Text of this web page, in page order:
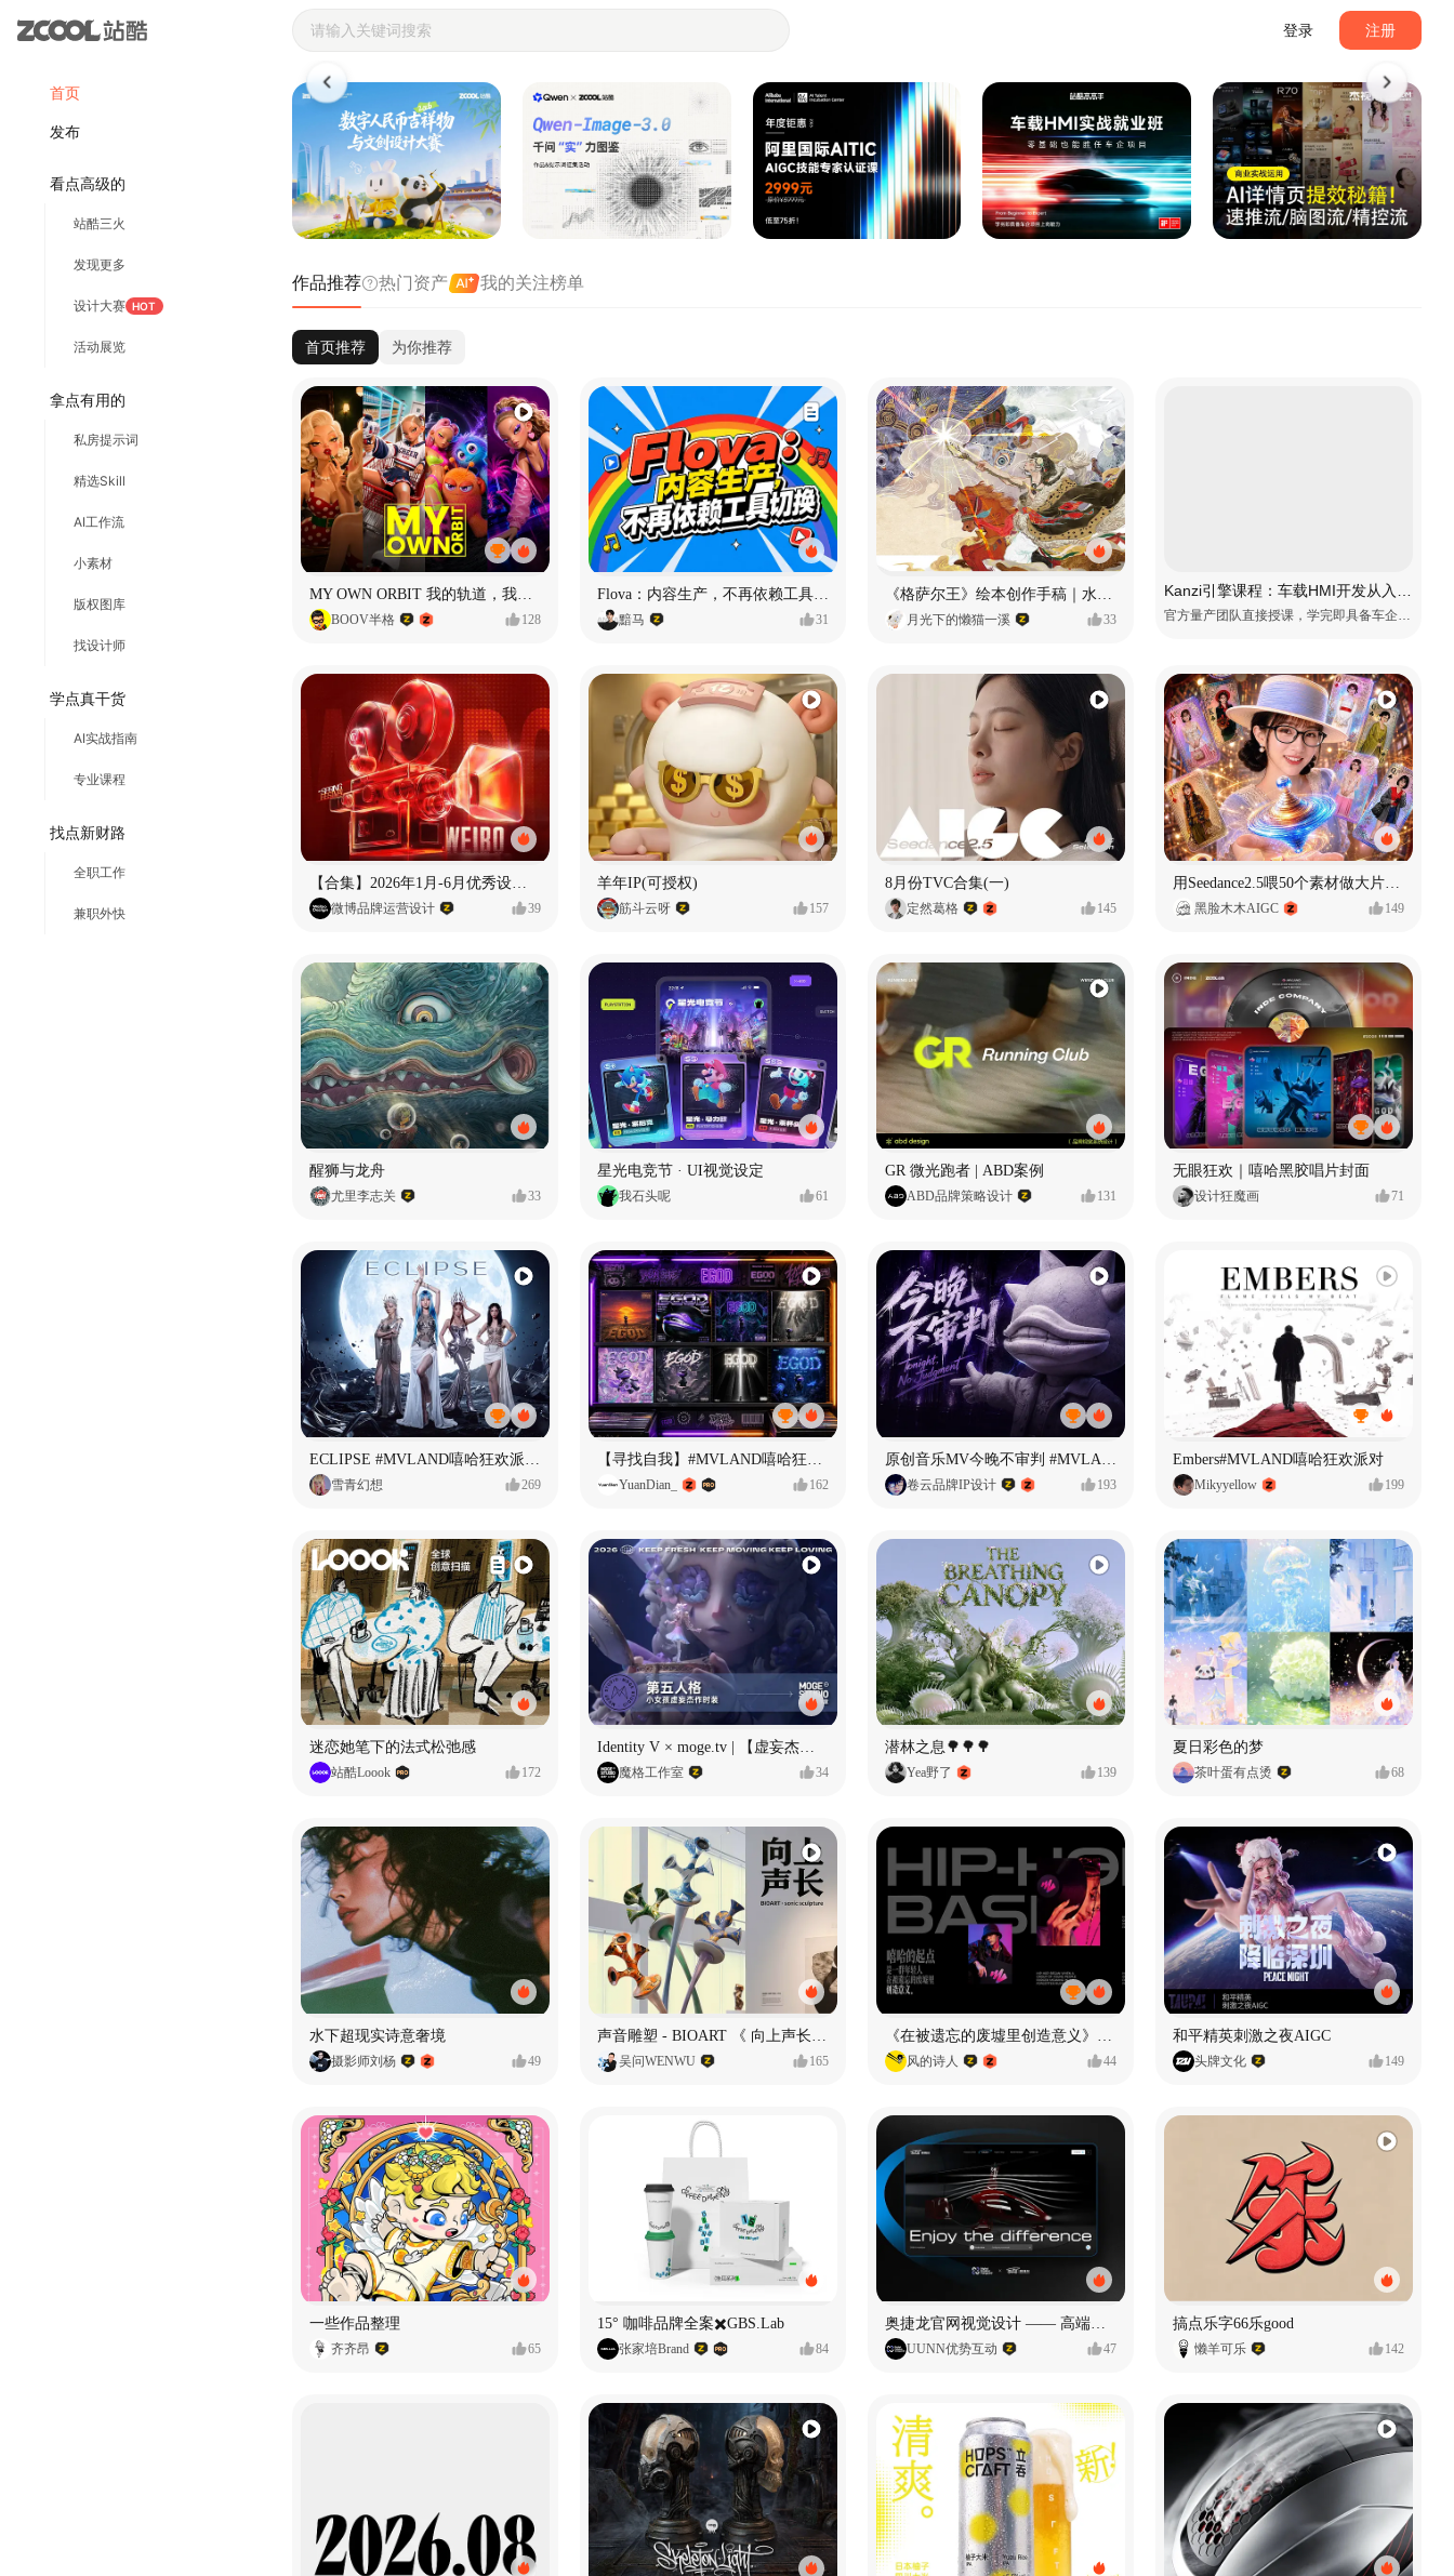
首页
发布
看点高级的
站酷三火
发现更多
设计大赛 HOT
活动展览
拿点有用的
私房提示词
精选Skill
AI工作流
小素材
版权图库
找设计师
学点真干货
AI实战指南
专业课程
找点新财路
全职工作
兼职外快
登录 注册
站酷ZCOOL - 设计师们都在站酷
作品推荐 热门资产 我的关注榜单
首页推荐 为你推荐
MY OWN ORBIT 我的轨道，我的定义#MVLAND嘻哈狂欢派对
BOOV半格 128
Flova：内容生产，不再依赖工具切换
黯马 31
《格萨尔王》绘本创作手稿｜水彩墨韵下的史诗回响
月光下的懒猫一溪 33 官方量产团队直接授课，学完即具备车企项目上岗能力
微博品牌运营设计 39
羊年IP(可授权)
筋斗云呀 157
8月份TVC合集(一)
定然葛格 145 黑脸木木AIGC 149
醒狮与龙舟
尤里李志关 33
星光电竞节 · UI视觉设定
我石头呢 61
GR 微光跑者 | ABD案例
ABD品牌策略设计 131
无眼狂欢｜嘻哈黑胶唱片封面
设计狂魔画 71
雪青幻想 269 YuanDian_ 162 卷云品牌IP设计 193
Embers#MVLAND嘻哈狂欢派对
Mikyyellow 199
迷恋她笔下的法式松弛感
站酷Loook 172
Identity V × moge.tv | 【虚妄杰作时装】“小女孩”
魔格工作室 34
潜林之息🌳🌳🌳
Yea野了 139
夏日彩色的梦
茶叶蛋有点烫 68
水下超现实诗意奢境
摄影师刘杨 49 吴问WENWU 165 风的诗人 44
和平精英刺激之夜AIGC
头牌文化 149
一些作品整理
齐齐昂 65
15° 咖啡品牌全案✖️GBS.Lab
张家培Brand 84
奥捷龙官网视觉设计 —— 高端网站建设
UUNN优势互动 47
搞点乐字66乐good
懒羊可乐 142